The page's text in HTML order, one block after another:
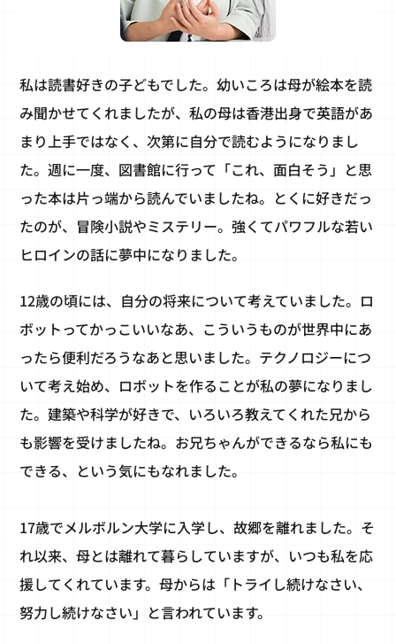
私は読書好きの子どもでした。幼いころは母が絵本を読
み聞かせてくれましたが、私の母は香港出身で英語があ
まり上手ではなく、次第に自分で読むようになりまし
た。週に一度、図書館に行って「これ、面白そう」と思
った本は片っ端から読んでいましたね。とくに好きだっ
たのが、冒険小説やミステリー。強くてパワフルな若い
ヒロインの話に夢中になりました。
12歳の頃には、自分の将来について考えていました。ロ
ボットってかっこいいなあ、こういうものが世界中にあ
ったら便利だろうなあと思いました。テクノロジーにつ
いて考え始め、ロボットを作ることが私の夢になりまし
た。建築や科学が好きで、いろいろ教えてくれた兄から
も影響を受けましたね。お兄ちゃんができるなら私にも
できる、という気にもなれました。
17歳でメルボルン大学に入学し、故郷を離れました。そ
れ以来、母とは離れて暮らしていますが、いつも私を応
援してくれています。母からは「トライし続けなさい、
努力し続けなさい」と言われています。